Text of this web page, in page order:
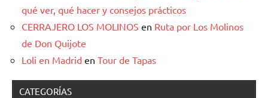
qué ver, qué hacer y consejos prácticos
CERRAJERO LOS MOLINOS en Ruta por Los Molinos
de Don Quijote
Loli en Madrid en Tour de Tapas
CATEGORÍAS